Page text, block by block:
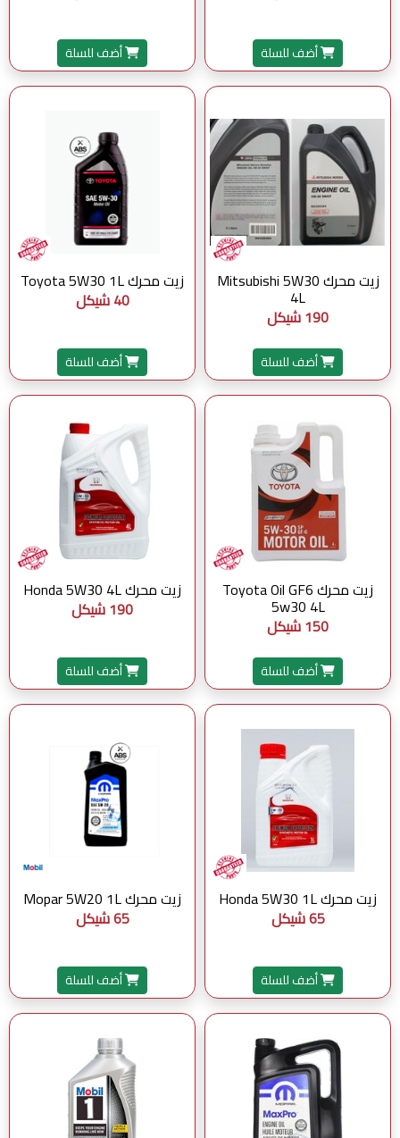
أضف للسلة أضف للسلة
زيت محرك Mitsubishi 5W30
4L
190 شيكل
أضف للسلة
زيت محرك Toyota 5W30 1L
40 شيكل
أضف للسلة
زيت محرك Toyota Oil GF6
5w30 4L
150 شيكل
أضف للسلة
زيت محرك Honda 5W30 4L
190 شيكل
أضف للسلة
زيت محرك Honda 5W30 1L
65 شيكل
أضف للسلة
زيت محرك Mopar 5W20 1L
65 شيكل
أضف للسلة